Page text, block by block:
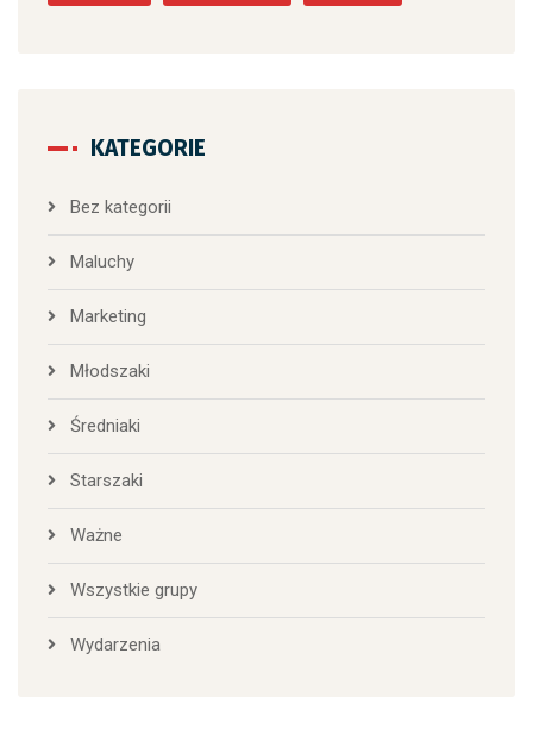
KATEGORIE
Bez kategorii
Maluchy
Marketing
Młodszaki
Średniaki
Starszaki
Ważne
Wszystkie grupy
Wydarzenia